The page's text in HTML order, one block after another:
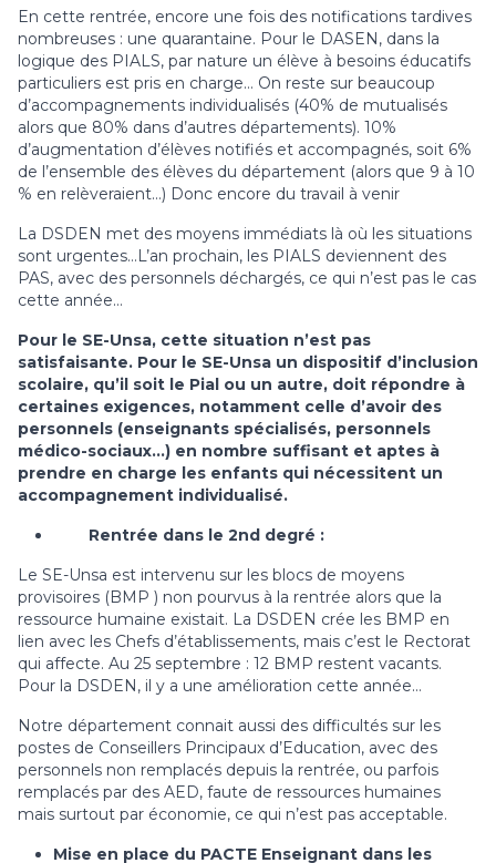
En cette rentrée, encore une fois des notifications tardives
nombreuses : une quarantaine. Pour le DASEN, dans la
logique des PIALS, par nature un élève à besoins éducatifs
particuliers est pris en charge… On reste sur beaucoup
d’accompagnements individualisés (40% de mutualisés
alors que 80% dans d’autres départements). 10%
d’augmentation d’élèves notifiés et accompagnés, soit 6%
de l’ensemble des élèves du département (alors que 9 à 10
% en relèveraient…) Donc encore du travail à venir
La DSDEN met des moyens immédiats là où les situations
sont urgentes…L’an prochain, les PIALS deviennent des
PAS, avec des personnels déchargés, ce qui n’est pas le cas
cette année…
Pour le SE-Unsa, cette situation n’est pas
satisfaisante. Pour le SE-Unsa un dispositif d’inclusion
scolaire, qu’il soit le Pial ou un autre, doit répondre à
certaines exigences, notamment celle d’avoir des
personnels (enseignants spécialisés, personnels
médico-sociaux…) en nombre suffisant et aptes à
prendre en charge les enfants qui nécessitent un
accompagnement individualisé.
Rentrée dans le 2nd degré :
Le SE-Unsa est intervenu sur les blocs de moyens
provisoires (BMP ) non pourvus à la rentrée alors que la
ressource humaine existait. La DSDEN crée les BMP en
lien avec les Chefs d’établissements, mais c’est le Rectorat
qui affecte. Au 25 septembre : 12 BMP restent vacants.
Pour la DSDEN, il y a une amélioration cette année…
Notre département connait aussi des difficultés sur les
postes de Conseillers Principaux d’Education, avec des
personnels non remplacés depuis la rentrée, ou parfois
remplacés par des AED, faute de ressources humaines
mais surtout par économie, ce qui n’est pas acceptable.
Mise en place du PACTE Enseignant dans les